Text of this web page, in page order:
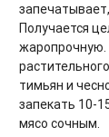
Получается
жаропрочную.
тимьян и
запекать 10-
мясо сочным.